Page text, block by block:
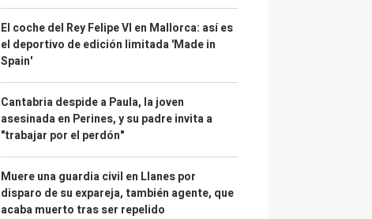
El coche del Rey Felipe VI en Mallorca: así es
el deportivo de edición limitada 'Made in
Spain'
Cantabria despide a Paula, la joven
asesinada en Perines, y su padre invita a
"trabajar por el perdón"
Muere una guardia civil en Llanes por
disparo de su expareja, también agente, que
acaba muerto tras ser repelido